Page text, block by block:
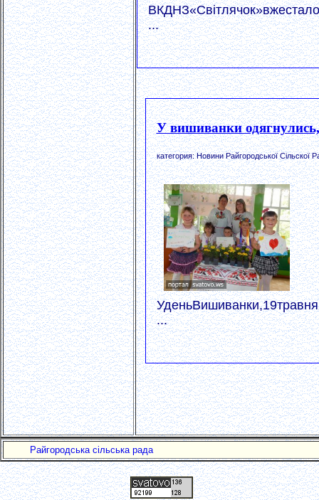
...
У вишиванки одягнулись,
категория: Новини Райгородської Сільскої
...
Райгородська сільська рада